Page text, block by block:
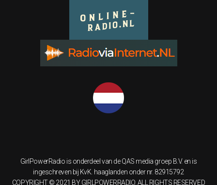
GirlPowerRadio is onderdeel van de QAS media groep B.V. en is
ingeschreven bij KvK. haaglanden onder nr. 82915792
COPYRIGHT © 2021 BY GIRLPOWERRADIO. ALL RIGHTS RESERVED